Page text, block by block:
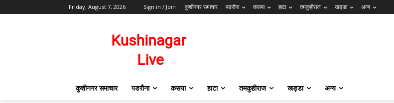
Friday, August 7, 2026 Sign in / Join कुशीनगर समाचार पडरौना कसया हाटा तमकुहीराज खड्डा अन्य
कुशीनगर समाचार पडरौना कसया हाटा तमकुहीराज खड्डा अन्य